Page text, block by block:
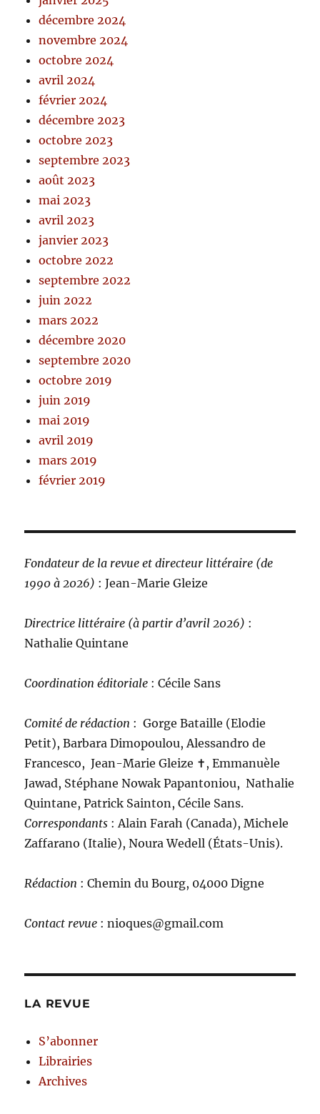
décembre 2024
novembre 2024
octobre 2024
avril 2024
février 2024
décembre 2023
octobre 2023
septembre 2023
août 2023
mai 2023
avril 2023
janvier 2023
octobre 2022
septembre 2022
juin 2022
mars 2022
décembre 2020
septembre 2020
octobre 2019
juin 2019
mai 2019
avril 2019
mars 2019
février 2019
Fondateur de la revue et directeur littéraire (de
1990 à 2026) : Jean-Marie Gleize
Directrice littéraire (à partir d’avril 2026) :
Nathalie Quintane
Coordination éditoriale : Cécile Sans
Comité de rédaction : Gorge Bataille (Elodie
Petit), Barbara Dimopoulou, Alessandro de
Francesco, Jean-Marie Gleize ‪✝︎, Emmanuèle
Jawad, Stéphane Nowak Papantoniou, Nathalie
Quintane, Patrick Sainton, Cécile Sans.
Correspondants : Alain Farah (Canada), Michele
Zaffarano (Italie), Noura Wedell (États-Unis).
Rédaction : Chemin du Bourg, 04000 Digne
Contact revue : nioques@gmail.com
LA REVUE
S’abonner
Librairies
Archives